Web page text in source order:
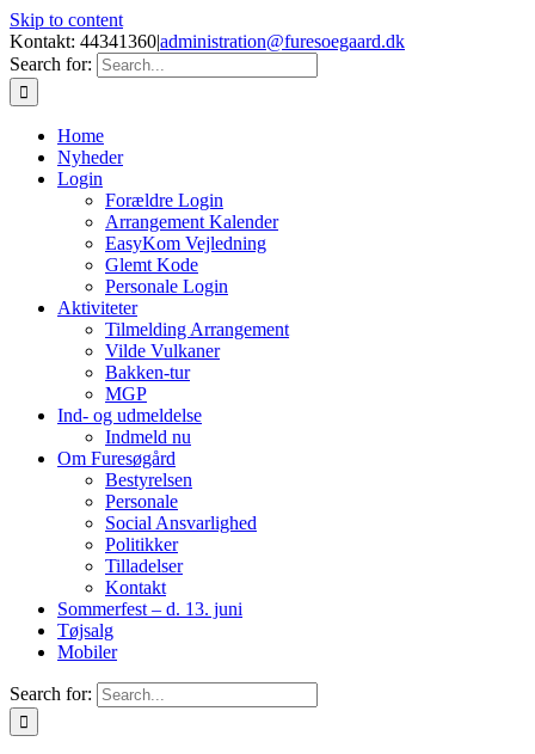
Skip to content
Kontakt: 44341360|administration@furesoegaard.dk
Search for:
Home
Nyheder
Login
Forældre Login
Arrangement Kalender
EasyKom Vejledning
Glemt Kode
Personale Login
Aktiviteter
Tilmelding Arrangement
Vilde Vulkaner
Bakken-tur
MGP
Ind- og udmeldelse
Indmeld nu
Om Furesøgård
Bestyrelsen
Personale
Social Ansvarlighed
Politikker
Tilladelser
Kontakt
Sommerfest – d. 13. juni
Tøjsalg
Mobiler
Search for: